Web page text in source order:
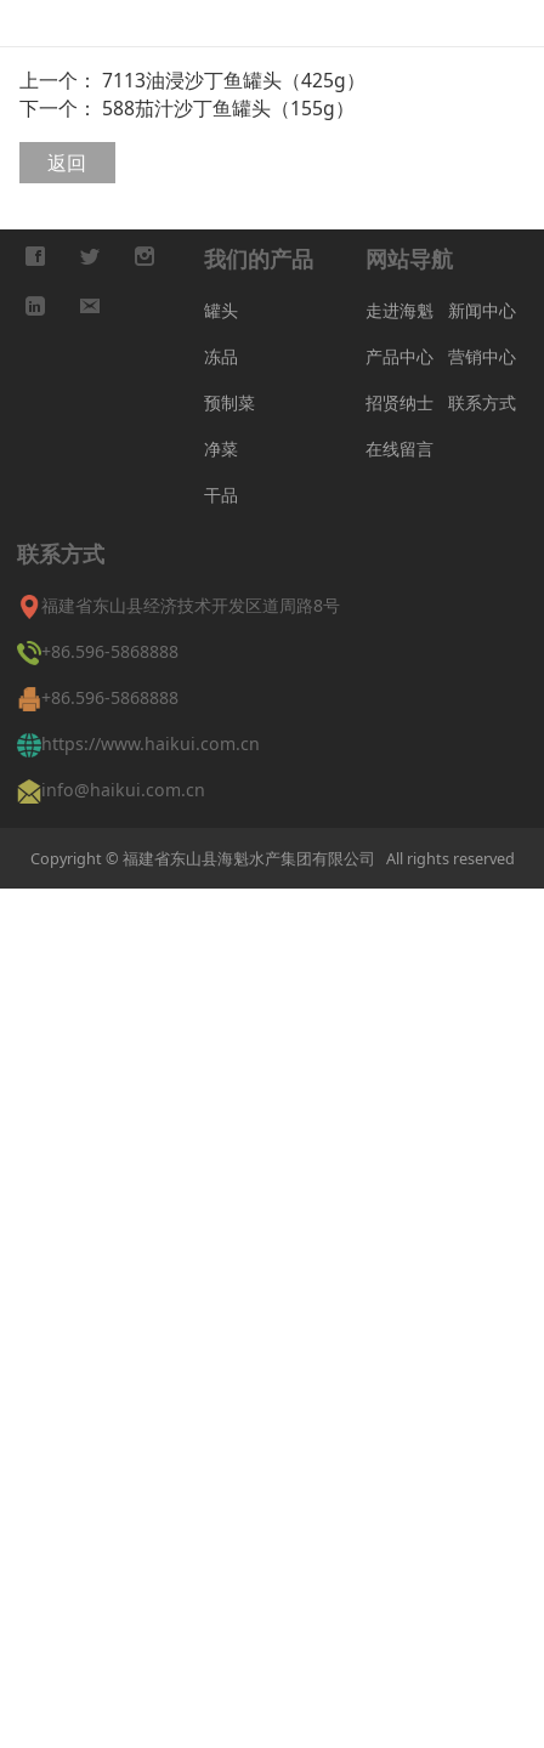
上一个： 7113油浸沙丁鱼罐头（425g）
下一个： 588茄汁沙丁鱼罐头（155g）
返回
我们的产品
罐头
冻品
预制菜
净菜
干品
网站导航
走进海魁
新闻中心
产品中心
营销中心
招贤纳士
联系方式
在线留言
联系方式
福建省东山县经济技术开发区道周路8号
+86.596-5868888
+86.596-5868888
https://www.haikui.com.cn
info@haikui.com.cn
Copyright © 福建省东山县海魁水产集团有限公司 All rights reserved